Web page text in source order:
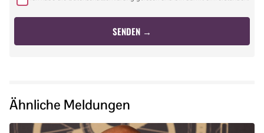
Ähnliche Meldungen